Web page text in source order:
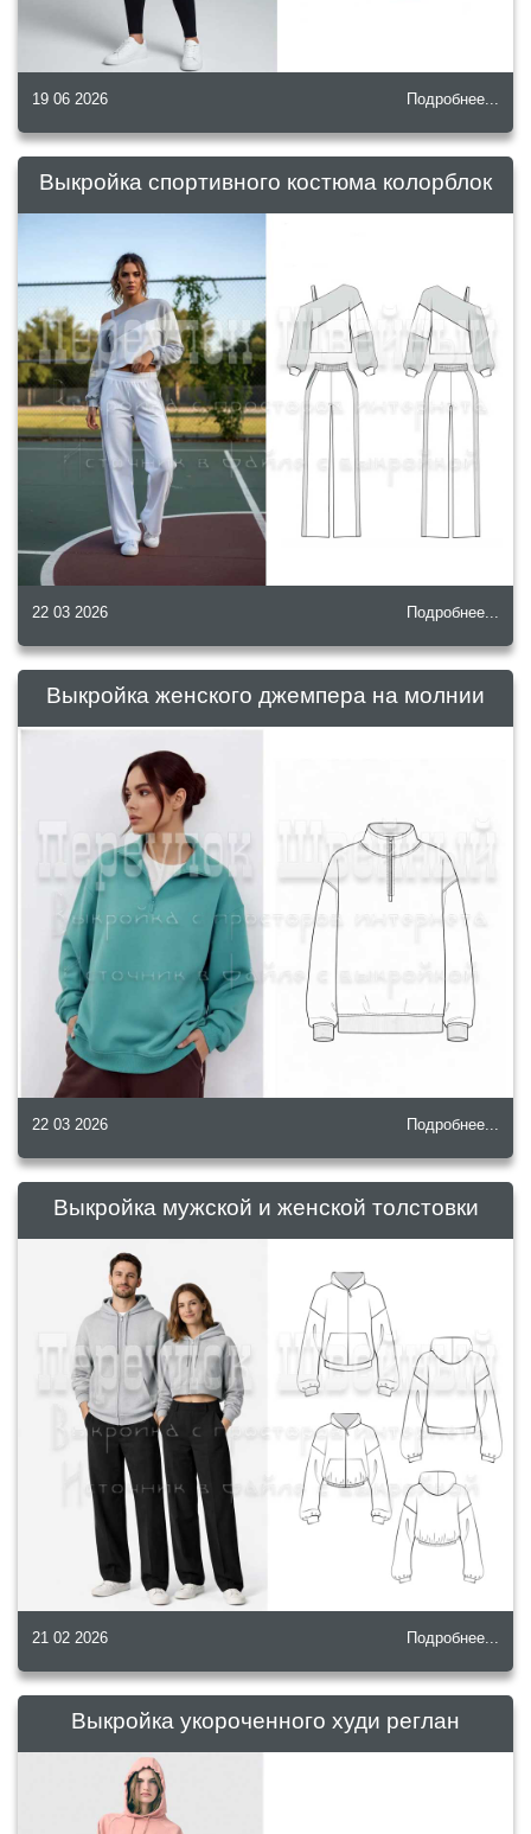
19 06 2026 Подробнее...
Выкройка спортивного костюма колорблок
22 03 2026 Подробнее...
Выкройка женского джемпера на молнии
22 03 2026 Подробнее...
Выкройка мужской и женской толстовки
21 02 2026 Подробнее...
Выкройка укороченного худи реглан